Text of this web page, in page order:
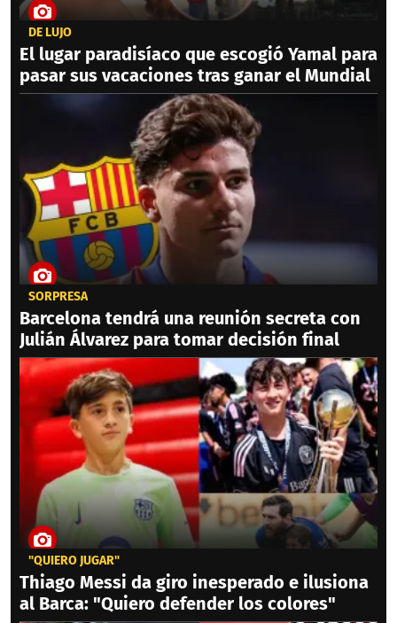
DE LUJO
El lugar paradisíaco que escogió Yamal para
pasar sus vacaciones tras ganar el Mundial
SORPRESA
Barcelona tendrá una reunión secreta con
Julián Álvarez para tomar decisión final
"QUIERO JUGAR"
Thiago Messi da giro inesperado e ilusiona
al Barca: "Quiero defender los colores"